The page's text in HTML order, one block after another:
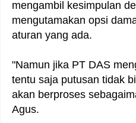
mengambil kesimpulan
mengutamakan opsi
aturan yang ada.
"Namun jika PT DAS
tentu saja putusan tidak
akan berproses
Agus.